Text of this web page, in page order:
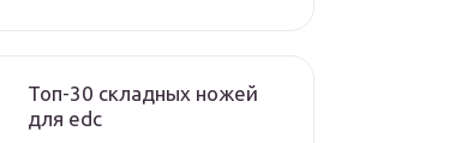
Топ-30 складных ножей
для edc